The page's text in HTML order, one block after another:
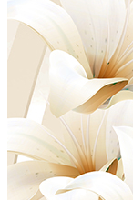
KROSTA
4800
руб/м2
STRADO
6500руб/м2
Подробнее о